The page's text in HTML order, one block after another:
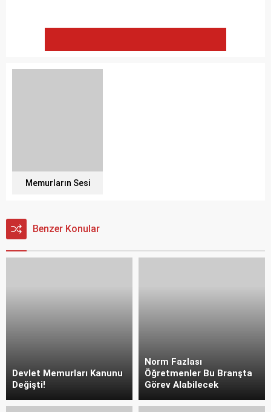
Memurların Sesi
Benzer Konular
Devlet Memurları Kanunu
Değişti!
Norm Fazlası
Öğretmenler Bu Branşta
Görev Alabilecek